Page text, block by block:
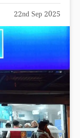
22nd Sep 2025